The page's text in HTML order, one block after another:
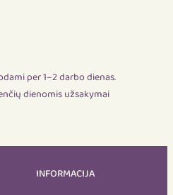
per 1–2 darbo dienas.
dienomis užsakymai
INFORMACIJA